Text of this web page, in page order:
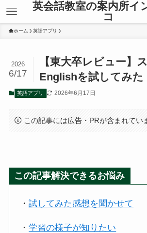
英会話教室の案内所イ
コ
ホーム 英語アプリ
【東大卒レビュー】
Englishを試してみた
2026
6/17
英語アプリ 2026年6月17日
この記事には広告・PRが含まれてい
この記事解決できるお悩み
・試してみた感想を聞かせて
・学習の様子が知りたい